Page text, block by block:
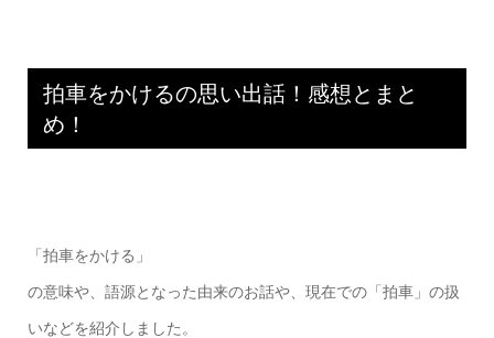
拍車をかけるの思い出話！感想とまと
め！
「拍車をかける」
の意味や、語源となった由来のお話や、現在での「拍車」の扱
いなどを紹介しました。